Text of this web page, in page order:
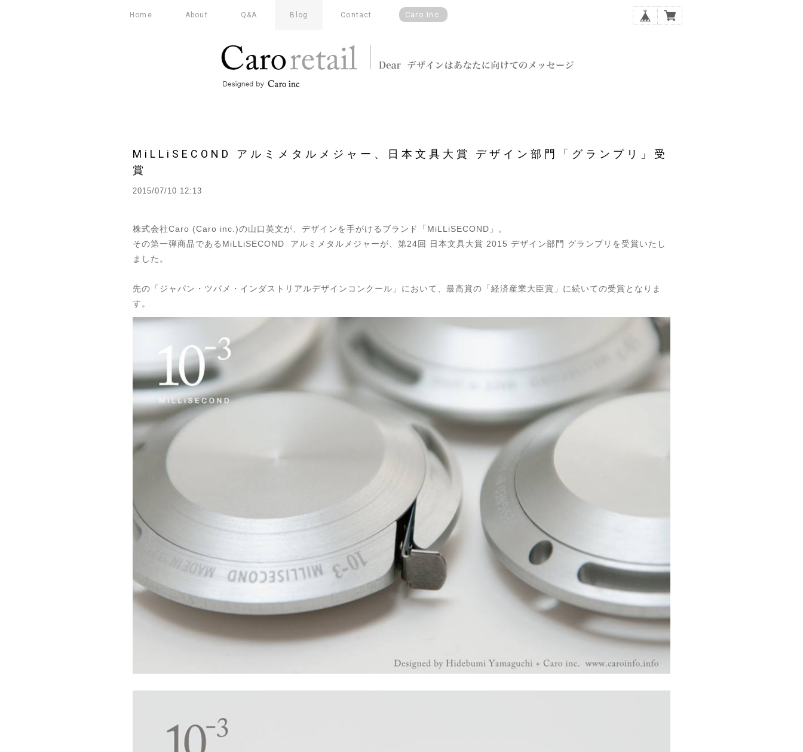
Home About Q&A Blog Contact Caro Inc.
MiLLiSECOND アルミメタルメジャー、日本文具大賞 デザイン部門「グランプリ」受
賞
2015/07/10 12:13
株式会社Caro (Caro inc.)の山口英文が、デザインを手がけるブランド「 MiLLiSECOND」。
その第一弾商品である MiLLiSECOND アルミメタルメジャーが、 第24回 日本文具大賞 2015 デザイン部門 グランプリを受賞いたし
ました。
先の「ジャパン・ツバメ・インダストリアルデザインコンクール」において、最高賞の「経済産業大臣賞」に続いての受賞となりま
す。